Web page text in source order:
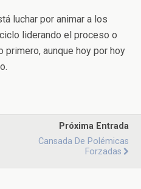
luchar por animar a los
liderando el proceso o
primero, aunque hoy por hoy
Próxima Entrada
Cansada De Polémicas
Forzadas